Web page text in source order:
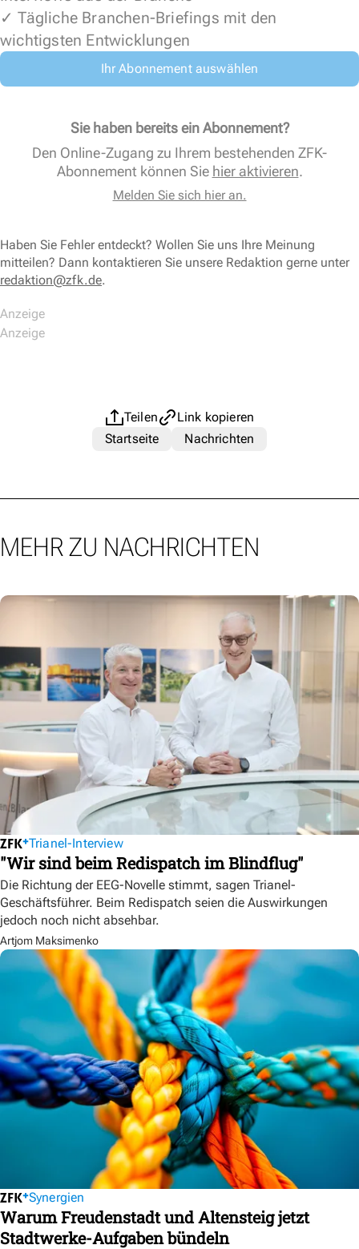
✓ Tägliche Branchen-Briefings mit den
wichtigsten Entwicklungen
Ihr Abonnement auswählen
Sie haben bereits ein Abonnement?
Den Online-Zugang zu Ihrem bestehenden ZFK-
Abonnement können Sie hier aktivieren.
Melden Sie sich hier an.
Haben Sie Fehler entdeckt? Wollen Sie uns Ihre Meinung
mitteilen? Dann kontaktieren Sie unsere Redaktion gerne unter
redaktion@zfk.de.
Teilen
Link kopieren
Startseite
Nachrichten
MEHR ZU NACHRICHTEN
Trianel-Interview
"Wir sind beim Redispatch im Blindflug"
Die Richtung der EEG-Novelle stimmt, sagen Trianel-
Geschäftsführer. Beim Redispatch seien die Auswirkungen
jedoch noch nicht absehbar.
Artjom Maksimenko
Synergien
Warum Freudenstadt und Altensteig jetzt
Stadtwerke-Aufgaben bündeln